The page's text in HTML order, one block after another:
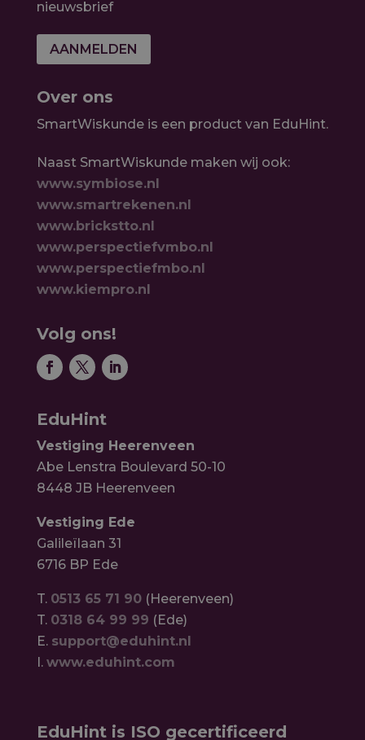
nieuwsbrief
AANMELDEN
Over ons
SmartWiskunde is een product van EduHint.
Naast SmartWiskunde maken wij ook:
www.symbiose.nl
www.smartrekenen.nl
www.brickstto.nl
www.perspectiefvmbo.nl
www.perspectiefmbo.nl
www.kiempro.nl
Volg ons!
EduHint
Vestiging Heerenveen
Abe Lenstra Boulevard 50-10
8448 JB Heerenveen
Vestiging Ede
Galileïlaan 31
6716 BP Ede
T. 0513 65 71 90(Heerenveen)
T. 0318 64 99 99 (Ede)
E. support@eduhint.nl
I. www.eduhint.com
EduHint is ISO gecertificeerd